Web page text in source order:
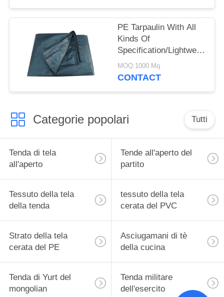
PE Tarpaulin With All
Kinds Of
Specification/Lightweight
Waterproof Pe
Tarpaulin/High Quality
MOQ:1000 Mq
CONTACT
Categorie popolari Tutti
Tenda di tela
all'aperto
Tende all'aperto del
partito
Tessuto della tela
della tenda
tessuto della tela
cerata del PVC
Strato della tela
cerata del PE
Asciugamani di tè
della cucina
Tenda di Yurt del
mongolian
Tenda militare
dell'esercito